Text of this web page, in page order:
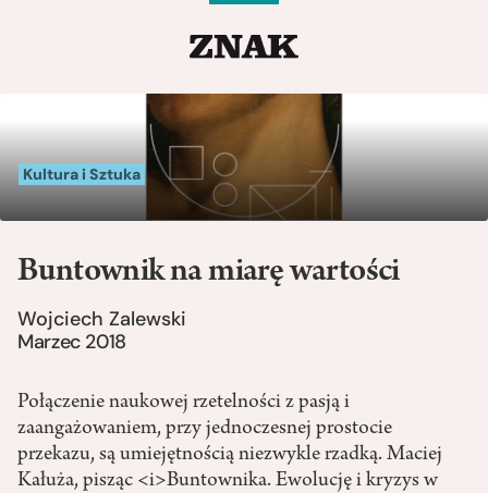
Kultura i Sztuka
Buntownik na miarę wartości
Wojciech Zalewski
Marzec 2018
Połączenie naukowej rzetelności z pasją i
zaangażowaniem, przy jednoczesnej prostocie
przekazu, są umiejętnością niezwykle rzadką. Maciej
Kałuża, pisząc <i>Buntownika. Ewolucję i kryzys w